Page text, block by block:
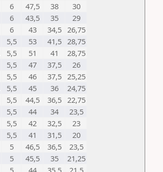
6 47,5 38
30
6 43,5 35
29
6 43 34,5 26,75
5,5 53 41,5 28,75
5,5 51 41
28,75
5,5 47 37,5
26
5,5 46 37,5 25,25
5,5 45 36
24,75
5,5 44,5 36,5 22,75
5,5 44 34
23,5
5,5 42 32,5
23
5,5 41 31,5
20
5 46,5 36,5
23,5
5 45,5 35
21,25
5 44 35,5
21,5